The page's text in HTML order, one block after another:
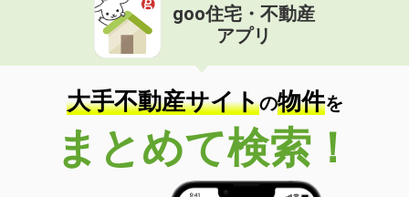
goo住宅・不動産
アプリ
大手不動産サイトの物件を
まとめて検索！